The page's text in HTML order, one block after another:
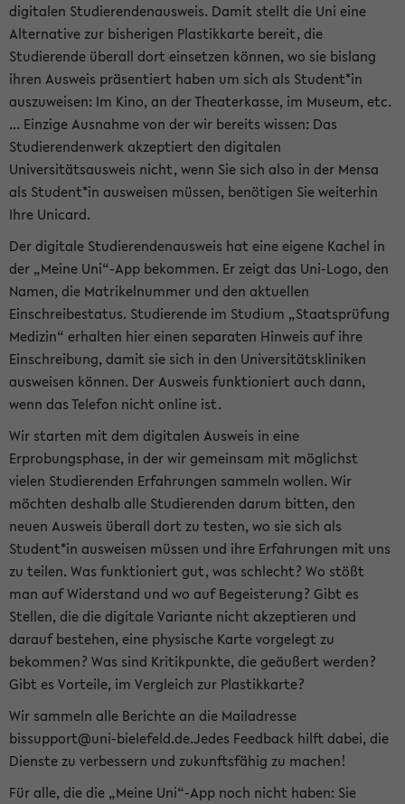
digitalen Studierendenausweis. Damit stellt die Uni eine
Alternative zur bisherigen Plastikkarte bereit, die
Studierende überall dort einsetzen können, wo sie bislang
ihren Ausweis präsentiert haben um sich als Student*in
auszuweisen: Im Kino, an der Theaterkasse, im Museum, etc.
... Einzige Ausnahme von der wir bereits wissen: Das
Studierendenwerk akzeptiert den digitalen
Universitätsausweis nicht, wenn Sie sich also in der Mensa
als Student*in ausweisen müssen, benötigen Sie weiterhin
Ihre Unicard.
Der digitale Studierendenausweis hat eine eigene Kachel in
der „Meine Uni“-App bekommen. Er zeigt das Uni-Logo, den
Namen, die Matrikelnummer und den aktuellen
Einschreibestatus. Studierende im Studium „Staatsprüfung
Medizin“ erhalten hier einen separaten Hinweis auf ihre
Einschreibung, damit sie sich in den Universitätskliniken
ausweisen können. Der Ausweis funktioniert auch dann,
wenn das Telefon nicht online ist.
Wir starten mit dem digitalen Ausweis in eine
Erprobungsphase, in der wir gemeinsam mit möglichst
vielen Studierenden Erfahrungen sammeln wollen. Wir
möchten deshalb alle Studierenden darum bitten, den
neuen Ausweis überall dort zu testen, wo sie sich als
Student*in ausweisen müssen und ihre Erfahrungen mit uns
zu teilen. Was funktioniert gut, was schlecht? Wo stößt
man auf Widerstand und wo auf Begeisterung? Gibt es
Stellen, die die digitale Variante nicht akzeptieren und
darauf bestehen, eine physische Karte vorgelegt zu
bekommen? Was sind Kritikpunkte, die geäußert werden?
Gibt es Vorteile, im Vergleich zur Plastikkarte?
Wir sammeln alle Berichte an die Mailadresse
bissupport@uni-bielefeld.de.Jedes Feedback hilft dabei, die
Dienste zu verbessern und zukunftsfähig zu machen!
Für alle, die die „Meine Uni“-App noch nicht haben: Sie